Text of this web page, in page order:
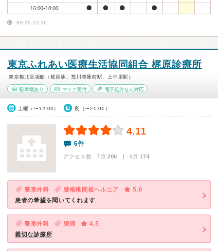
16:00-18:00
08:30-12:30
東京ふれあい医療生活協同組合 梶原診療所
東京都北区堀船（梶原駅、荒川車庫前駅、上中里駅）
駐車場あり マイナ受付 電子処方せん対応
土曜（〜12:00） 夜（〜21:00）
4.11
6件
アクセス数 7月:200 | 6月:174
整形外科 腰椎椎間板ヘルニア
5.0
患者の希望を聞いてくれます
整形外科 腰痛
4.5
親切な診療所